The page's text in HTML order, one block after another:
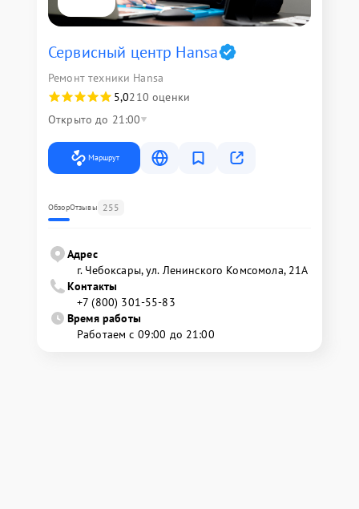
Сервисный центр Hansa
Ремонт техники Hansa
5,0210 оценки
Открыто до 21:00
Маршрут
ОбзорОтзывы 255
Адрес
г. Чебоксары, ул. Ленинского Комсомола, 21А
Контакты
+7 (800) 301-55-83
Время работы
Работаем с 09:00 до 21:00